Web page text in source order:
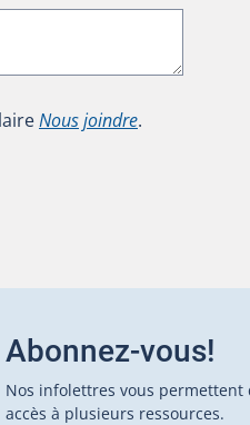
Nous joindre.
Abonnez-vous!
Nos infolettres vous permettent
accès à plusieurs ressources.